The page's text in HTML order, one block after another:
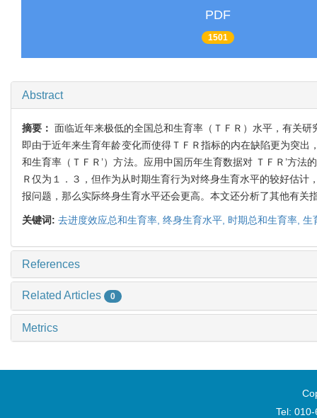
PDF
1501
Abstract
摘要： 面临近年来极低的全国总和生育率（ＴＦＲ）水平，有关
即由于近年来生育年龄变化而使得ＴＦＲ指标的内在缺陷更为突
和生育率（ＴＦＲ’）方法。应用中国历年生育数据对 ＴＦＲ’方
Ｒ仅为１．３，但作为从时期生育行为对终身生育水平的较好估
报问题，那么实际终身生育水平还会更高。本文还分析了其他有关
关键词: 去进度效应总和生育率, 终身生育水平, 时期总和生育率, 生
References
Related Articles 0
Metrics
Tel: